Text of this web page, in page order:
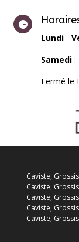

Lundi-
Samedi:
Fermé le
Caviste,
Caviste,
Caviste,
Caviste,
Caviste,